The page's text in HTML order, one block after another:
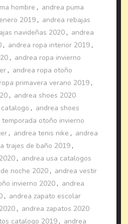
hombre , andrea puma
2019 , andrea rebajas
navideñas 2020 , andrea
, andrea ropa interior 2019 ,
, andrea ropa invierno
, andrea ropa otoño
primavera verano 2019 ,
, andrea shoes 2020
, andrea shoes
temporada otoño invierno
, andrea tenis nike , andrea
trajes de baño 2019 ,
, andrea usa catalogos
noche 2020 , andrea vestir
invierno 2020 , andrea
, andrea zapato escolar
, andrea zapatos 2020
catalogo 2019 , andrea